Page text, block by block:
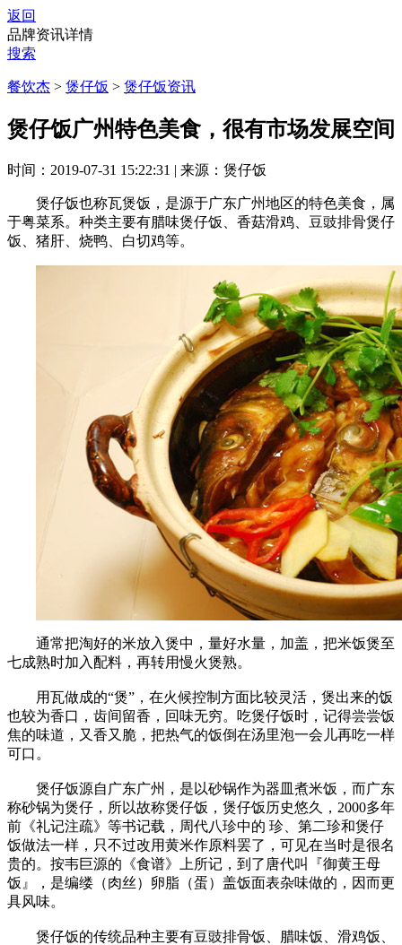
返回
品牌资讯详情
搜索
餐饮杰 > 煲仔饭 > 煲仔饭资讯
煲仔饭广州特色美食，很有市场发展空间
时间：2019-07-31 15:22:31 | 来源：煲仔饭
煲仔饭也称瓦煲饭，是源于广东广州地区的特色美食，属
于粤菜系。种类主要有腊味煲仔饭、香菇滑鸡、豆豉排骨煲仔
饭、猪肝、烧鸭、白切鸡等。
通常把淘好的米放入煲中，量好水量，加盖，把米饭煲至
七成熟时加入配料，再转用慢火煲熟。
用瓦做成的“煲”，在火候控制方面比较灵活，煲出来的饭
也较为香口，齿间留香，回味无穷。吃煲仔饭时，记得尝尝饭
焦的味道，又香又脆，把热气的饭倒在汤里泡一会儿再吃一样
可口。
煲仔饭源自广东广州，是以砂锅作为器皿煮米饭，而广东
称砂锅为煲仔，所以故称煲仔饭，煲仔饭历史悠久，2000多年
前《礼记注疏》等书记载，周代八珍中的 珍、第二珍和煲仔
饭做法一样，只不过改用黄米作原料罢了，可见在当时是很名
贵的。按韦巨源的《食谱》上所记，到了唐代叫『御黄王母
饭』，是编缕（肉丝）卵脂（蛋）盖饭面表杂味做的，因而更
具风味。
煲仔饭的传统品种主要有豆豉排骨饭、腊味饭、滑鸡饭、